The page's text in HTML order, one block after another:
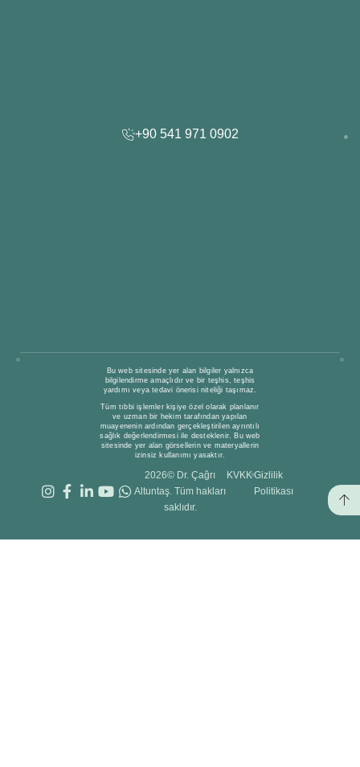
+90 541 971 0902
Bu web sitesinde yer alan bilgiler yalnızca
bilgilendirme amaçlıdır ve bir teşhis, teşhis
yardımı veya tedavi önerisi niteliği taşımaz.
Tüm tıbbi işlemler kişiye özel olarak planlanır
ve uzman bir hekim tarafından yapılan
muayenenin ardından gerçekleştirilen ayrıntılı
sağlık değerlendirmesi ile desteklenir. Bu web
sitesinde yer alan görsellerin ve materyallerin
izinsiz kullanımı yasaktır.
2026© Dr. Çağrı
Altuntaş. Tüm hakları
saklıdır.
KVKKGizlilik
Politikası